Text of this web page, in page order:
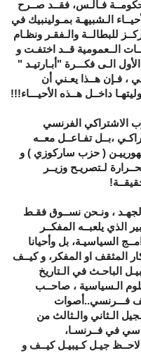
فـالـس، فقــد صــرح
مـن الأحيــاء الـشبيهـة بمـولينبيك في
للبطالــة والـفقـر ونظـام
الــعمومية قــد اختفـت و
الـى فكـــرة "أبـارتيـد "
، فـإن هــذا يعـني أن
داخــل هــذه الأحيـــاء!!!
الاشتراكي الفرنسي
،بــل تفـاعــل معــه
( حزب ساركوزي ) و
لـتصريـح وزيــر
الجهـد ، ونـحن نســوق فقـط
الذي يلعبــه المفكــر
السياسيـة، بل وأحيانا
المثقف او المفكر، و كيــف
الباحـث في الـتاريخ
الـسياسية ، صاحــب
فـــرنسي..أصوات
الـثاني والـثالث من
في فــرنسـا،
لاحــظ جيـل كـيبيـل كيــف و